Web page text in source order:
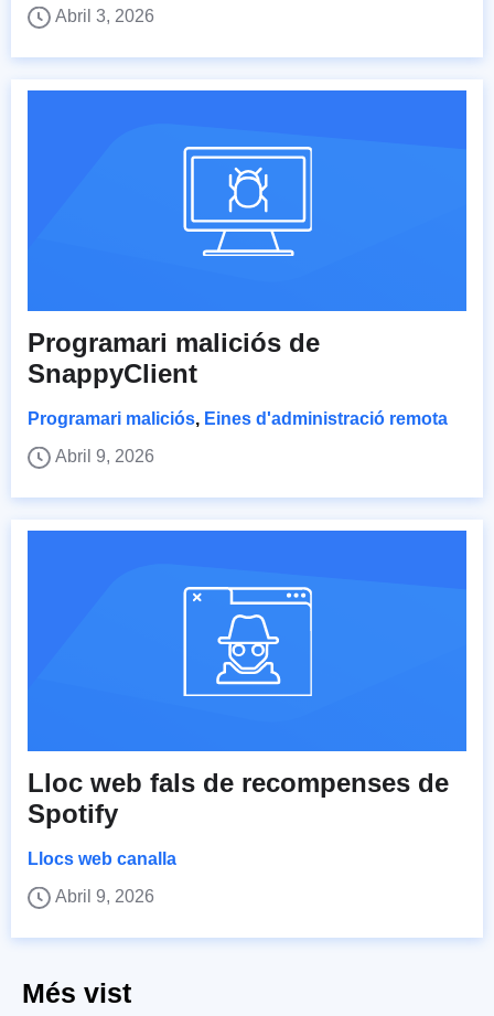
Abril 3, 2026
Programari maliciós de
SnappyClient
Programari maliciós, Eines d'administració remota
Abril 9, 2026
Lloc web fals de recompenses de
Spotify
Llocs web canalla
Abril 9, 2026
Més vist